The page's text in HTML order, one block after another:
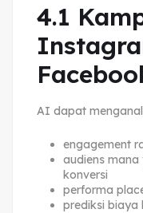
4.1
AI dapat
engagement
audiens
konversi
performa
prediksi biaya